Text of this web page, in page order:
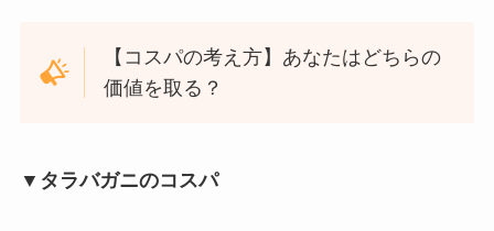
【コスパの考え方】あなたはどちらの
価値を取る？
▼タラバガニのコスパ